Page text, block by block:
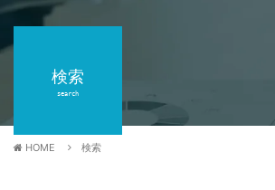
検索
search
HOME 検索